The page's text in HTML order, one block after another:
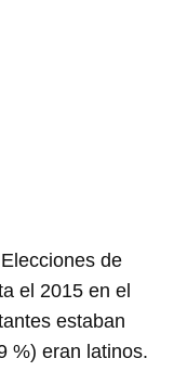
de
el 2015 en el
estaban
%) eran latinos.